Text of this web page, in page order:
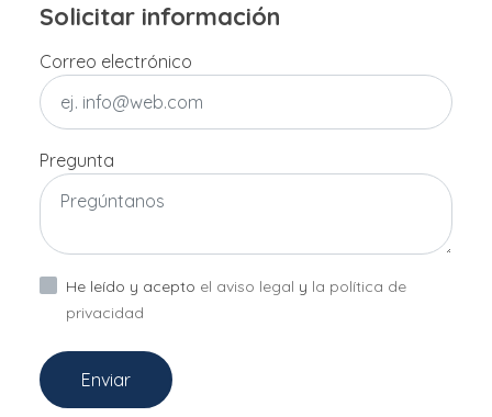
Solicitar información
Correo electrónico
Pregunta
He leído y acepto el aviso legal y la política de
privacidad
Enviar